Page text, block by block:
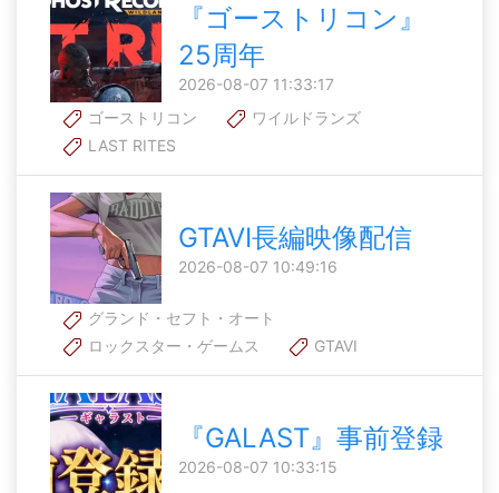
『ゴーストリコン』
25周年
2026-08-07 11:33:17
ゴーストリコン
ワイルドランズ
LAST RITES
GTAVI長編映像配信
2026-08-07 10:49:16
グランド・セフト・オート
ロックスター・ゲームス
GTAVI
『GALAST』事前登録
2026-08-07 10:33:15